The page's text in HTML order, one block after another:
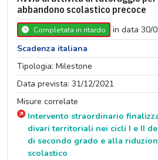
abbandono scolastico precoce
Completata in ritardo
in data 30/
Scadenza italiana
Tipologia: Milestone
Data prevista: 31/12/2021
Misure correlate
Intervento straordinario
divari territoriali nei cicli I e II
di secondo grado e alla
scolastico